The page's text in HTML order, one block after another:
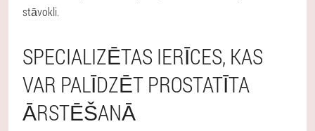
stāvokli.
SPECIALIZĒTAS IERĪCES, KAS
VAR PALĪDZĒT PROSTATĪTA
ĀRSTĒŠANĀ